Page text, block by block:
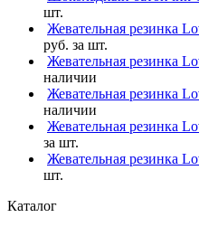
шт.
Жевательная резинка
руб. за шт.
Жевательная резинка
наличии
Жевательная резинка
наличии
Жевательная резинка
за шт.
Жевательная резинка
шт.
Каталог